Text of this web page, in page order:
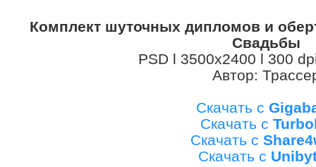
Комплект шуточных дипломов и
Свадьбы
PSD l 3500x2400 l 300
Автор:
Скачать с
Скачать с
Скачать с
Скачать с